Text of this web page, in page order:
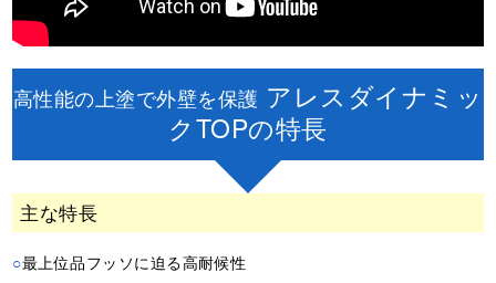
高性能の上塗で外壁を保護 アレスダイナミッ
クTOPの特長
主な特長
○最上位品フッソに迫る高耐候性